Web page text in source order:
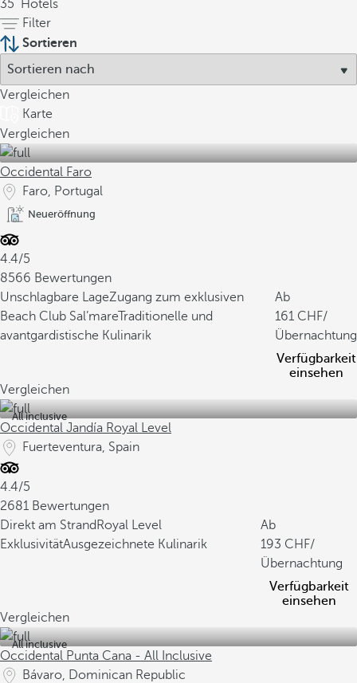
35
Hotels
Filter
Sortieren
Vergleichen
Karte
Vergleichen
Occidental Faro
Faro, Portugal
Neueröffnung
4.4/5
8566 Bewertungen
Unschlagbare LageZugang zum exklusiven
Beach Club Sal’mareTraditionelle und
avantgardistische Kulinarik
Ab
161
/
Übernachtung
Verfügbarkeit
einsehen
Vergleichen
All inclusive
Occidental Jandía Royal Level
Fuerteventura, Spain
4.4/5
2681 Bewertungen
Direkt am Strand Royal Level
ExklusivitätAusgezeichnete Kulinarik
Ab
193
/
Übernachtung
Verfügbarkeit
einsehen
Vergleichen
All inclusive
Occidental Punta Cana - All Inclusive
Bávaro, Dominican Republic